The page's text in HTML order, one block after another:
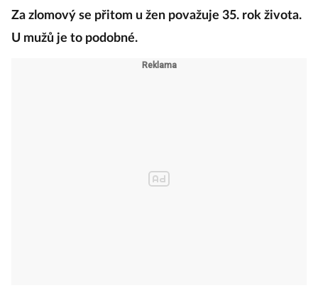
Za zlomový se přitom u žen považuje 35. rok života.
U mužů je to podobné.